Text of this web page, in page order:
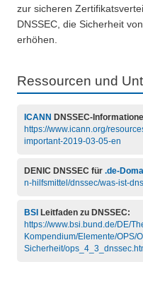
zur sicheren
DNSSEC, die Sicherheit
erhöhen.
Ressourcen und
ICANN DNSSEC-
https://www.icann.org/
important-2019-03-05-en
DENIC DNSSEC für .de-
n-hilfsmittel/dnssec/was-ist-
BSI Leitfaden zu DNSSEC:
https://www.bsi.bund.de/DE/
Kompendium/Elemente/OPS/
Sicherheit/